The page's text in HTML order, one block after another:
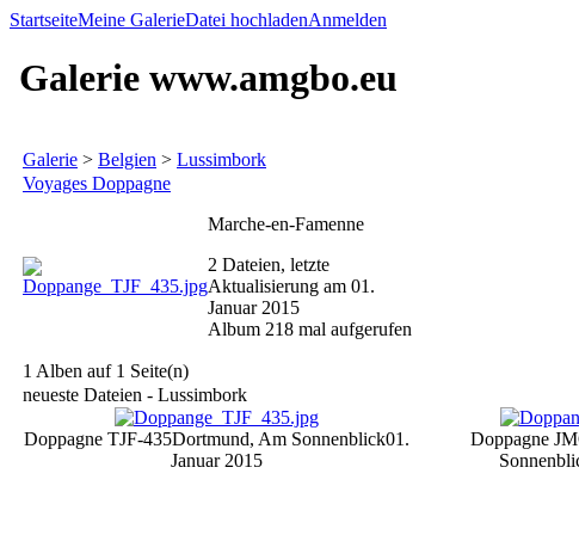
StartseiteMeine GalerieDatei hochladenAnmelden
Galerie www.amgbo.eu
Galerie > Belgien > Lussimbork
Voyages Doppagne
Marche-en-Famenne
2 Dateien, letzte
Aktualisierung am 01.
Januar 2015
Album 218 mal aufgerufen
1 Alben auf 1 Seite(n)
neueste Dateien - Lussimbork
Doppagne TJF-435Dortmund, Am Sonnenblick01.
Januar 2015
Doppagne